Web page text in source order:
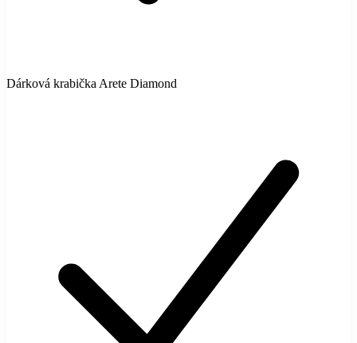
Dárková krabička Arete Diamond